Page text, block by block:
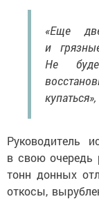
«Еще
и
Не
Руководитель
в свою очередь
тонн донных
откосы,